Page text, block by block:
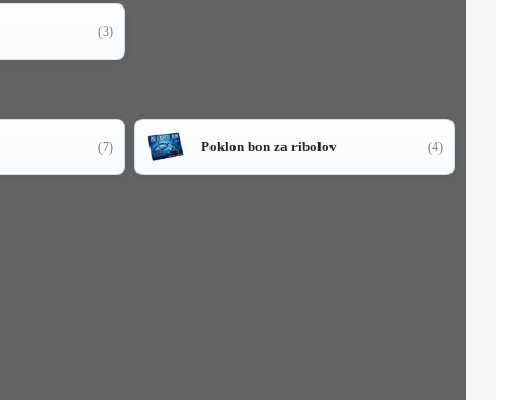
(3)
(7) Poklon bon za ribolov (4)